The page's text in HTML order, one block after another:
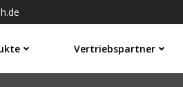
Vertriebspartner